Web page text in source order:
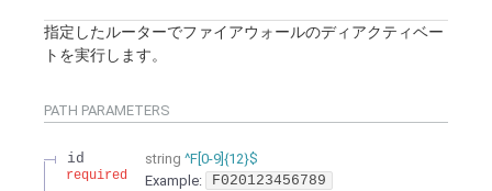
指定したルーターでファイアウォールのディアクティベー
トを実行します。
PATH PARAMETERS
id
required
string ^F[0-9]{12}$
Example:
F020123456789